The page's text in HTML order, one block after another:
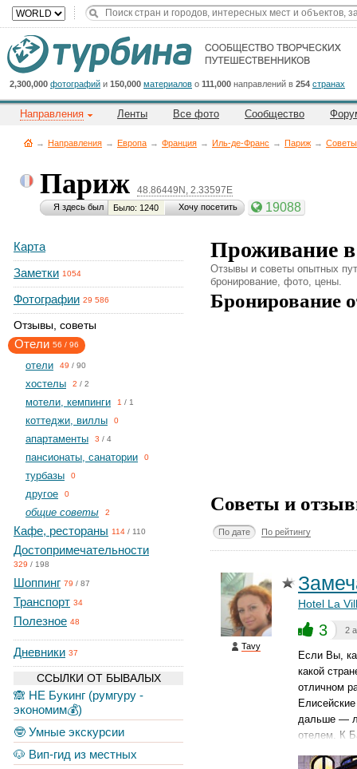
2,300,000 фотографий и 150,000 материалов о 111,000 направлений в 254 странах
Направления Ленты Все фото Сообщество
→ Направления → Европа → Франция → Иль-де-Франс → Париж → Советы
Париж 48.86449N, 2.33597E
Я здесь был Было: 1240 Хочу посетить 19088
Карта
Заметки 1054
Фотографии 29 586
Отзывы, советы
Отели 56 / 96
отели 49 / 90
хостелы 2 / 2
мотели, кемпинги 1 / 1
коттеджи, виллы 0
апартаменты 3 / 4
пансионаты, санатории 0
турбазы 0
другое 0
общие советы 2
Кафе, рестораны 114 / 110
Достопримечательности
329 / 198
Шоппинг 79 / 87
Транспорт 34
Полезное 48
Дневники 37
ССЫЛКИ ОТ БЫВАЛЫХ
🙈 НЕ Букинг (румгуру -
экономим💰)
🤓 Умные экскурсии
🐶 Вип-гид из местных
Проживание
Отзывы и советы опытных
бронирование, фото, цены.
Бронирование
Советы и
По дате По рейтингу
Tavy
Hotel La
3 2
Если Вы,
какой
отличном
дальше —
отелем. К
Cейчас
на
сайте:
Title
Button